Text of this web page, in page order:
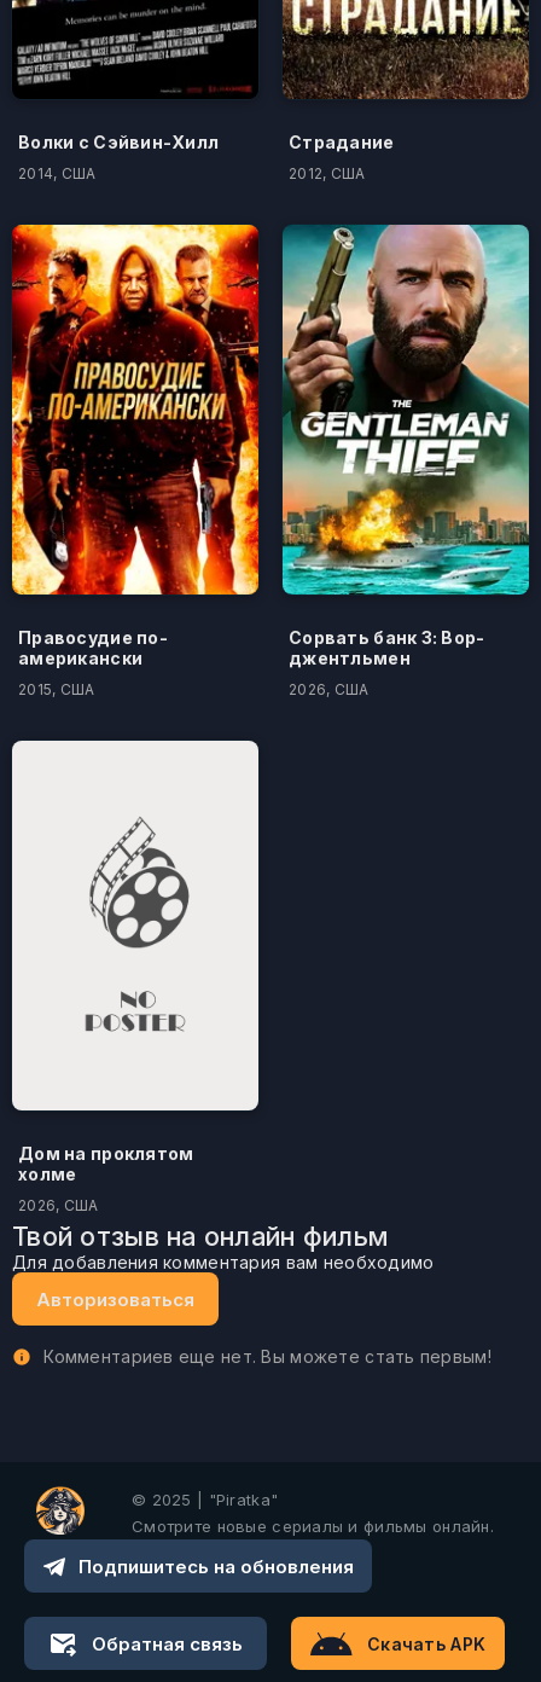
Волки с Сэйвин-Хилл
2014, США
Страдание
2012, США
Правосудие по-
американски
2015, США
Сорвать банк 3: Вор-
джентльмен
2026, США
Дом на проклятом
холме
2026, США
Твой отзыв на онлайн фильм
Для добавления комментария вам необходимо
Авторизоваться
Комментариев еще нет. Вы можете стать первым!
© 2025 | "Piratka"
Смотрите новые сериалы и фильмы онлайн.
Подпишитесь на обновления
Обратная связь Скачать APK